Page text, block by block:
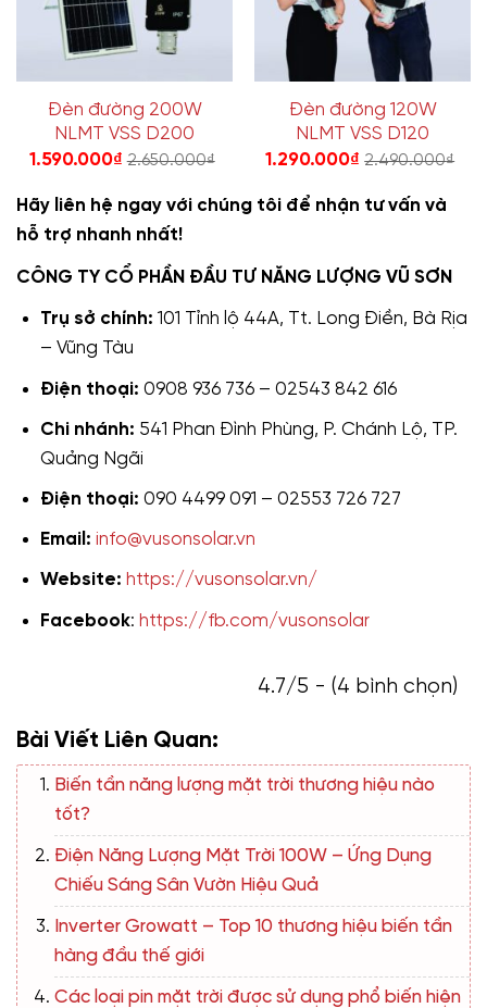
Đèn đường 200W
NLMT VSS D200
1.590.000₫ 2.650.000₫
Đèn đường 120W
NLMT VSS D120
1.290.000₫ 2.490.000₫
Hãy liên hệ ngay với chúng tôi để nhận tư vấn và
hỗ trợ nhanh nhất!
CÔNG TY CỔ PHẦN ĐẦU TƯ NĂNG LƯỢNG VŨ SƠN
Trụ sở chính: 101 Tỉnh lộ 44A, Tt. Long Điền, Bà Rịa
– Vũng Tàu
Điện thoại: 0908 936 736 – 02543 842 616
Chi nhánh: 541 Phan Đình Phùng, P. Chánh Lộ, TP.
Quảng Ngãi
Điện thoại: 090 4499 091 – 02553 726 727
Email: info@vusonsolar.vn
Website: https://vusonsolar.vn/
Facebook: https://fb.com/vusonsolar
4.7/5 - (4 bình chọn)
Bài Viết Liên Quan:
Biến tần năng lượng mặt trời thương hiệu nào
tốt?
Điện Năng Lượng Mặt Trời 100W – Ứng Dụng
Chiếu Sáng Sân Vườn Hiệu Quả
Inverter Growatt – Top 10 thương hiệu biến tần
hàng đầu thế giới
Các loại pin mặt trời được sử dụng phổ biến hiện